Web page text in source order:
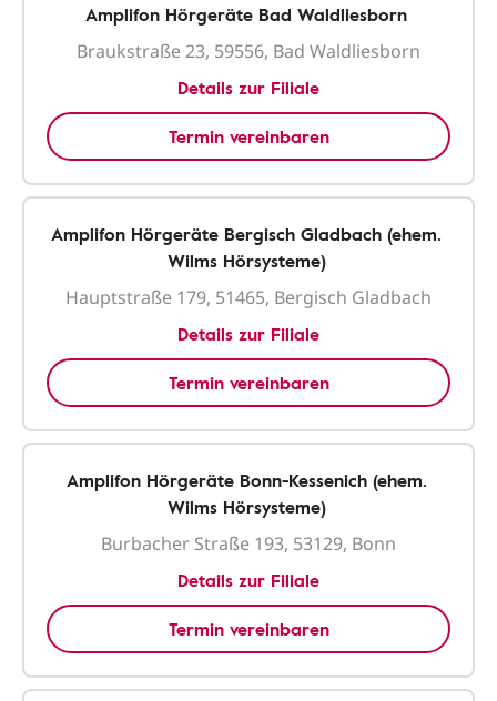
Amplifon Hörgeräte Bad Waldliesborn
Braukstraße 23, 59556, Bad Waldliesborn
Details zur Filiale
Termin vereinbaren
Amplifon Hörgeräte Bergisch Gladbach (ehem.
Wilms Hörsysteme)
Hauptstraße 179, 51465, Bergisch Gladbach
Details zur Filiale
Termin vereinbaren
Amplifon Hörgeräte Bonn-Kessenich (ehem.
Wilms Hörsysteme)
Burbacher Straße 193, 53129, Bonn
Details zur Filiale
Termin vereinbaren